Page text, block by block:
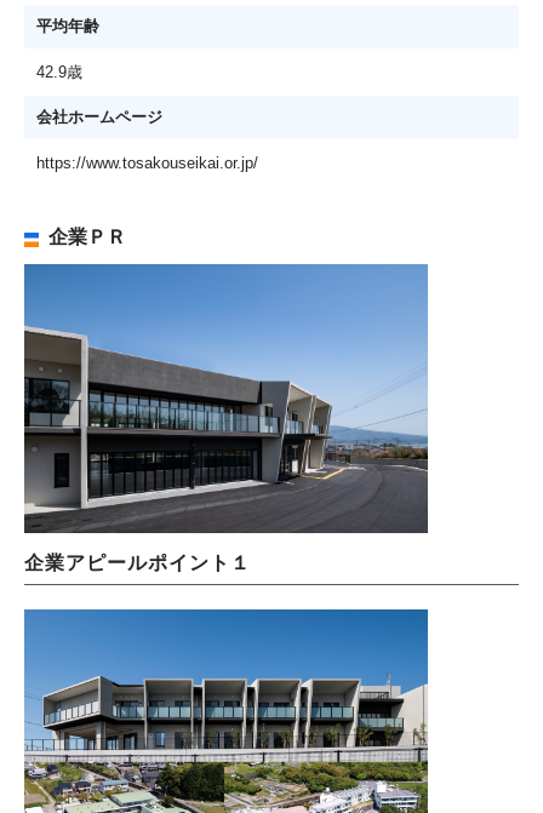
平均年齢
42.9歳
会社ホームページ
https://www.tosakouseikai.or.jp/
企業ＰＲ
企業アピールポイント１